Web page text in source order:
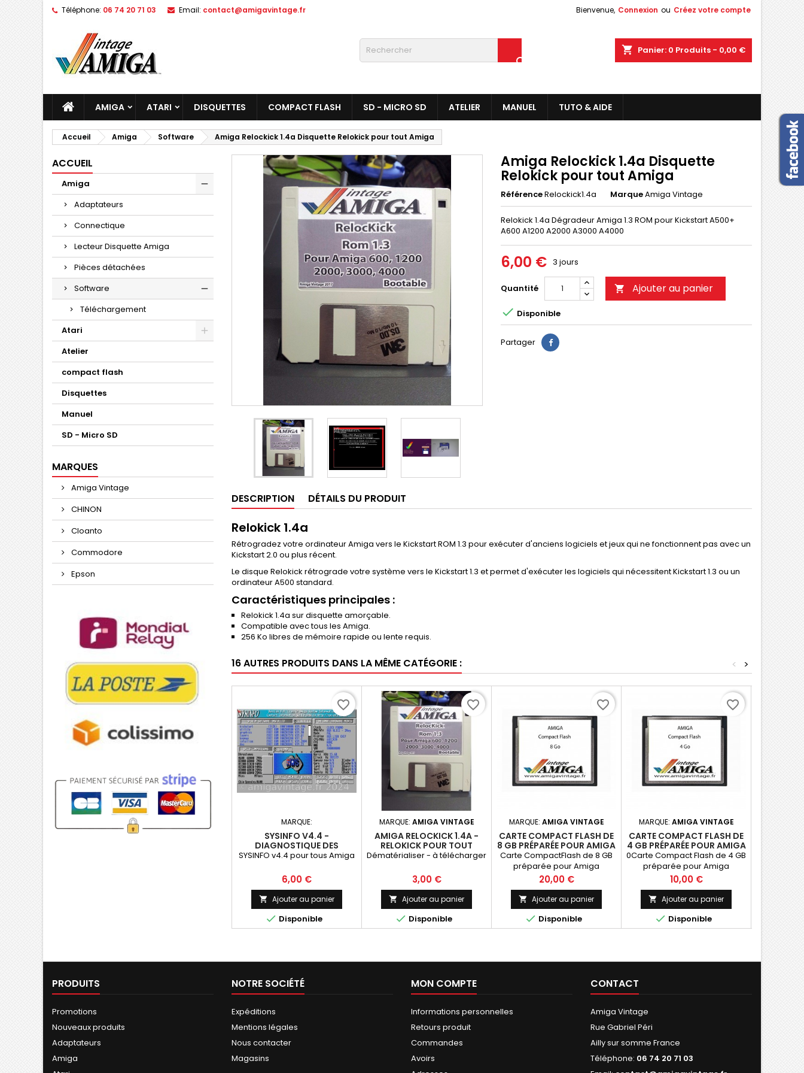
Téléphone: 06 74 20 71 03 Email: contact@amigavintage.fr Bienvenue, Connexion ou Créez votre compte
shopping_cart Panier: 0 Produits - 0,00 €

AMIGA ATARI DISQUETTES COMPACT FLASH SD - MICRO SD ATELIER MANUEL TUTO & AIDE
Accueil Amiga Software Amiga Relockick 1.4a Disquette Relokick pour tout Amiga
ACCUEIL
Amiga
Adaptateurs
Connectique
Lecteur Disquette Amiga
Pièces détachées
Software
Téléchargement
Atari
Atelier
compact flash
Disquettes
Manuel
SD - Micro SD
MARQUES
Amiga Vintage
CHINON
Cloanto
Commodore
Epson
Amiga Relockick 1.4a Disquette
Relokick pour tout Amiga
RéférenceRelockick1.4a MarqueAmiga Vintage
Relokick 1.4a Dégradeur Amiga 1.3 ROM pour Kickstart A500+
A600 A1200 A2000 A3000 A4000
6,00 € 3 jours
Quantité  Ajouter au panier
 Disponible
Partager
DESCRIPTION DÉTAILS DU PRODUIT
Relokick 1.4a
Rétrogradez votre ordinateur Amiga vers le Kickstart ROM 1.3 pour exécuter d'anciens logiciels et jeux qui ne fonctionnent pas avec un
Kickstart 2.0 ou plus récent.
Le disque Relokick rétrograde votre système vers le Kickstart 1.3 et permet d'exécuter les logiciels qui nécessitent Kickstart 1.3 ou un
ordinateur A500 standard.
Caractéristiques principales :
Relokick 1.4a sur disquette amorçable.
Compatible avec tous les Amiga.
256 Ko libres de mémoire rapide ou lente requis.
16 AUTRES PRODUITS DANS LA MÊME CATÉGORIE : >
<
MARQUE:
SYSINFO V4.4 -
DIAGNOSTIQUE DES
INFORMATIONS SYSTÈME
SYSINFO v4.4 pour tous Amiga
Prix
6,00 €
 Ajouter au panier
 Disponible
favorite_border
MARQUE: AMIGA VINTAGE
AMIGA RELOCKICK 1.4A -
RELOKICK POUR TOUT
AMIGA
Dématérialiser - à télécharger
Prix
3,00 €
 Ajouter au panier
 Disponible
favorite_border
MARQUE: AMIGA VINTAGE
CARTE COMPACT FLASH DE
8 GB PRÉPARÉE POUR AMIGA
Carte CompactFlash de 8 GB
préparée pour Amiga
Prix
20,00 €
 Ajouter au panier
 Disponible
favorite_border
MARQUE: AMIGA VINTAGE
CARTE COMPACT FLASH DE
4 GB PRÉPARÉE POUR AMIGA
0Carte Compact Flash de 4 GB
préparée pour Amiga
Prix
10,00 €
 Ajouter au panier
 Disponible
favorite_border
PRODUITS
Promotions
Nouveaux produits
Adaptateurs
Amiga
NOTRE SOCIÉTÉ
Expéditions
Mentions légales
Nous contacter
Magasins
MON COMPTE
Informations personnelles
Retours produit
Commandes
Avoirs
CONTACT
Amiga Vintage
Rue Gabriel Péri
Ailly sur somme France
Téléphone: 06 74 20 71 03